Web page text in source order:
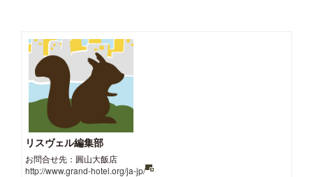
リスヴェル編集部
お問合せ先：圓山大飯店
http://www.grand-hotel.org/ja-jp/